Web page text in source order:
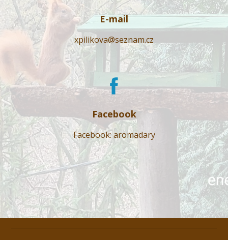
E-mail
xpilikova@seznam.cz
Facebook
Facebook: aromadary